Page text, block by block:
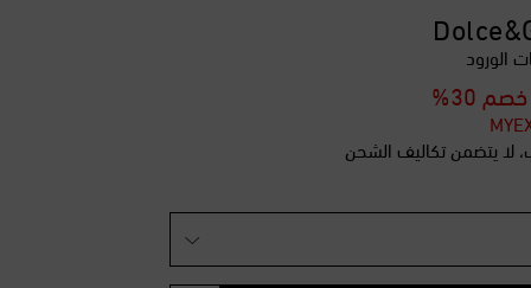
الورود
خصم 30%
لا يتضمن تكاليف الشحن